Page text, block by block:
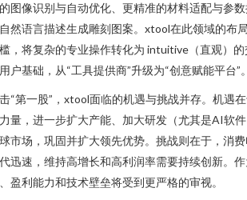
图像识别与自动优化、更精准的材料适配与参
然语言描述生成雕刻图案。xtool在此领域的布
，将复杂的专业操作转化为 intuitive（直观）
户基础，从“工具提供商”升级为“创意赋能平台”。
“第一股”，xtool面临的机遇与挑战并存。机遇
量，进一步扩大产能、加大研发（尤其是AI软
市场，巩固并扩大领先优势。挑战则在于，消
迅速，维持高增长和高利润率需要持续创新。
盈利能力和技术壁垒将受到更严格的审视。